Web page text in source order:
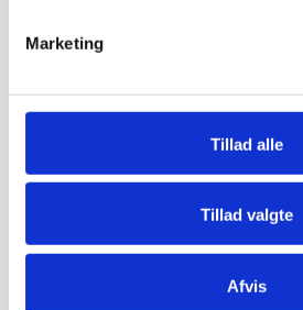
Marketing
Tillad alle
Tillad valgte
Afvis